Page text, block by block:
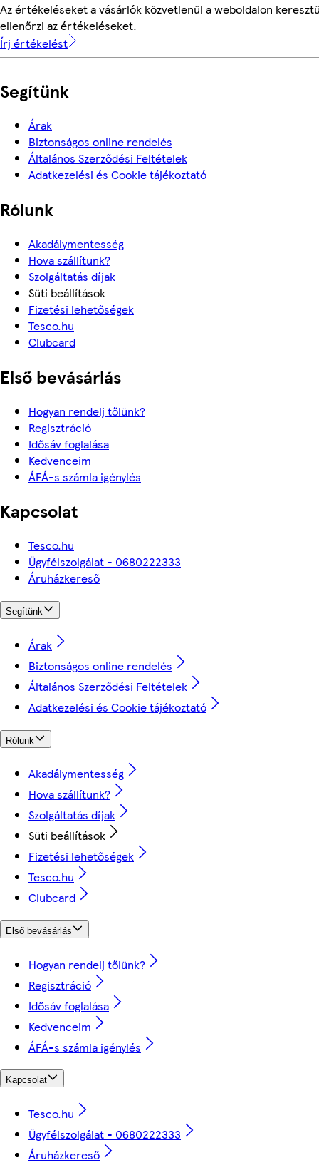
Az értékeléseket a vásárlók közvetlenül a weboldalon
ellenőrzi az értékeléseket.
Írj értékelést
Segítünk
Árak
Biztonságos online rendelés
Általános Szerződési Feltételek
Adatkezelési és Cookie tájékoztató
Rólunk
Akadálymentesség
Hova szállítunk?
Szolgáltatás díjak
Süti beállítások
Fizetési lehetőségek
Tesco.hu
Clubcard
Első bevásárlás
Hogyan rendelj tőlünk?
Regisztráció
Idősáv foglalása
Kedvenceim
ÁFÁ-s számla igénylés
Kapcsolat
Tesco.hu
Ügyfélszolgálat - 0680222333
Áruházkereső
Segítünk
Árak
Biztonságos online rendelés
Általános Szerződési Feltételek
Adatkezelési és Cookie tájékoztató
Rólunk
Akadálymentesség
Hova szállítunk?
Szolgáltatás díjak
Süti beállítások
Fizetési lehetőségek
Tesco.hu
Clubcard
Első bevásárlás
Hogyan rendelj tőlünk?
Regisztráció
Idősáv foglalása
Kedvenceim
ÁFÁ-s számla igénylés
Kapcsolat
Tesco.hu
Ügyfélszolgálat - 0680222333
Áruházkereső